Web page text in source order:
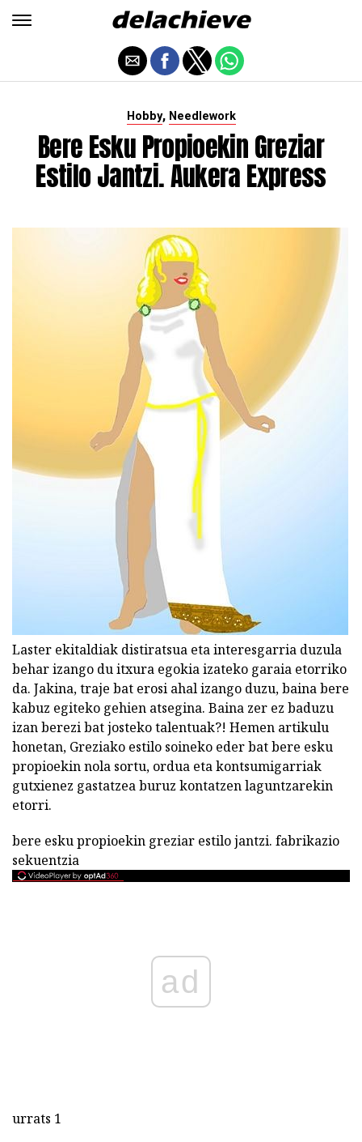
Hobby, Needlework
Bere Esku Propioekin Greziar
Estilo Jantzi. Aukera Express
Laster ekitaldiak distiratsua eta interesgarria duzula
behar izango du itxura egokia izateko garaia etorriko
da. Jakina, traje bat erosi ahal izango duzu, baina bere
kabuz egiteko gehien atsegina. Baina zer ez baduzu
izan berezi bat josteko talentuak?! Hemen artikulu
honetan, Greziako estilo soineko eder bat bere esku
propioekin nola sortu, ordua eta kontsumigarriak
gutxienez gastatzea buruz kontatzen laguntzarekin
etorri.
bere esku propioekin greziar estilo jantzi. fabrikazio
sekuentzia
ad
urrats 1